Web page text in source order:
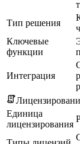
Тип решения
Ключевые
функции
Интеграция
Единица
лицензирования